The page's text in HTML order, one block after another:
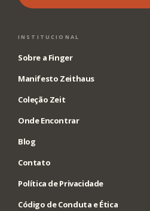
INSTITUCIONAL
Sobre a Finger
Manifesto Zeithaus
Coleção Zeit
Onde Encontrar
Blog
Contato
Política de Privacidade
Código de Conduta e Ética